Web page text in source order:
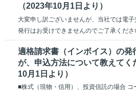
（2023年10月1日より）
大変申し訳ございませんが、当社では電
発行はお受けできませんのでご了承くださ
適格請求書（インボイス）の発
が、申込方法について教えてく
10月1日より）
■株式（現物・信用）、投資信託の場合 コ